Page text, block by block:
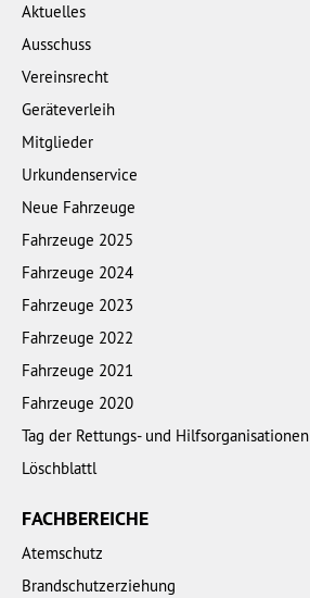
Aktuelles
Ausschuss
Vereinsrecht
Geräteverleih
Mitglieder
Urkundenservice
Neue Fahrzeuge
Fahrzeuge 2025
Fahrzeuge 2024
Fahrzeuge 2023
Fahrzeuge 2022
Fahrzeuge 2021
Fahrzeuge 2020
Tag der Rettungs- und Hilfsorganisationen
Löschblattl
FACHBEREICHE
Atemschutz
Brandschutzerziehung